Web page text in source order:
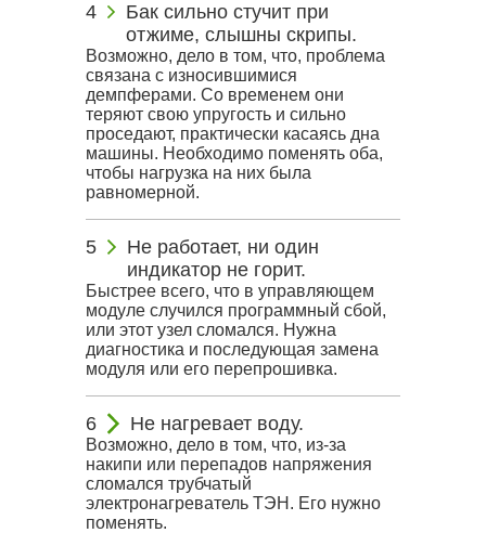
Бак сильно стучит при
отжиме, слышны скрипы.
Возможно, дело в том, что, проблема
связана с износившимися
демпферами. Со временем они
теряют свою упругость и сильно
проседают, практически касаясь дна
машины. Необходимо поменять оба,
чтобы нагрузка на них была
равномерной.
Не работает, ни один
индикатор не горит.
Быстрее всего, что в управляющем
модуле случился программный сбой,
или этот узел сломался. Нужна
диагностика и последующая замена
модуля или его перепрошивка.
Не нагревает воду.
Возможно, дело в том, что, из-за
накипи или перепадов напряжения
сломался трубчатый
электронагреватель ТЭН. Его нужно
поменять.